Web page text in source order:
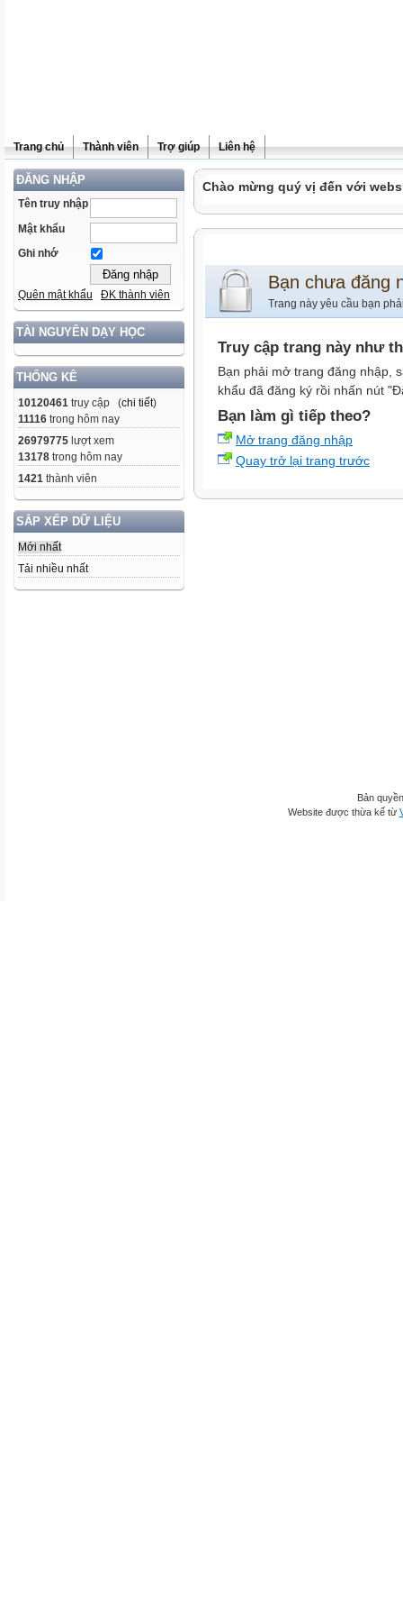
Trang chủ Thành viên Trợ giúp Liên hệ
ĐĂNG NHẬP
Tên truy nhập
Mật khẩu
Ghi nhớ
Quên mật khẩu ĐK thành viên
TÀI NGUYÊN DẠY HỌC
THỐNG KÊ
10120461 truy cập (chi tiết)
11116 trong hôm nay
26979775 lượt xem
13178 trong hôm nay
1421 thành viên
SẮP XẾP DỮ LIỆU
Mới nhất
Tải nhiều nhất
Chào mừng quý vị đến với
Bạn chưa đăng
Trang này yêu cầu bạn
Truy cập trang này như
Bạn phải mở trang đăng nhập,
khẩu đã đăng ký rồi nhấn nút
Bạn làm gì tiếp theo?
Mở trang đăng nhập
Quay trở lại trang trước
Bản
Website được thừa kế từ